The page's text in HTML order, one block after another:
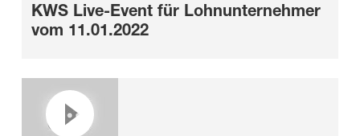
KWS Live-Event für Lohnunternehmer
vom 11.01.2022